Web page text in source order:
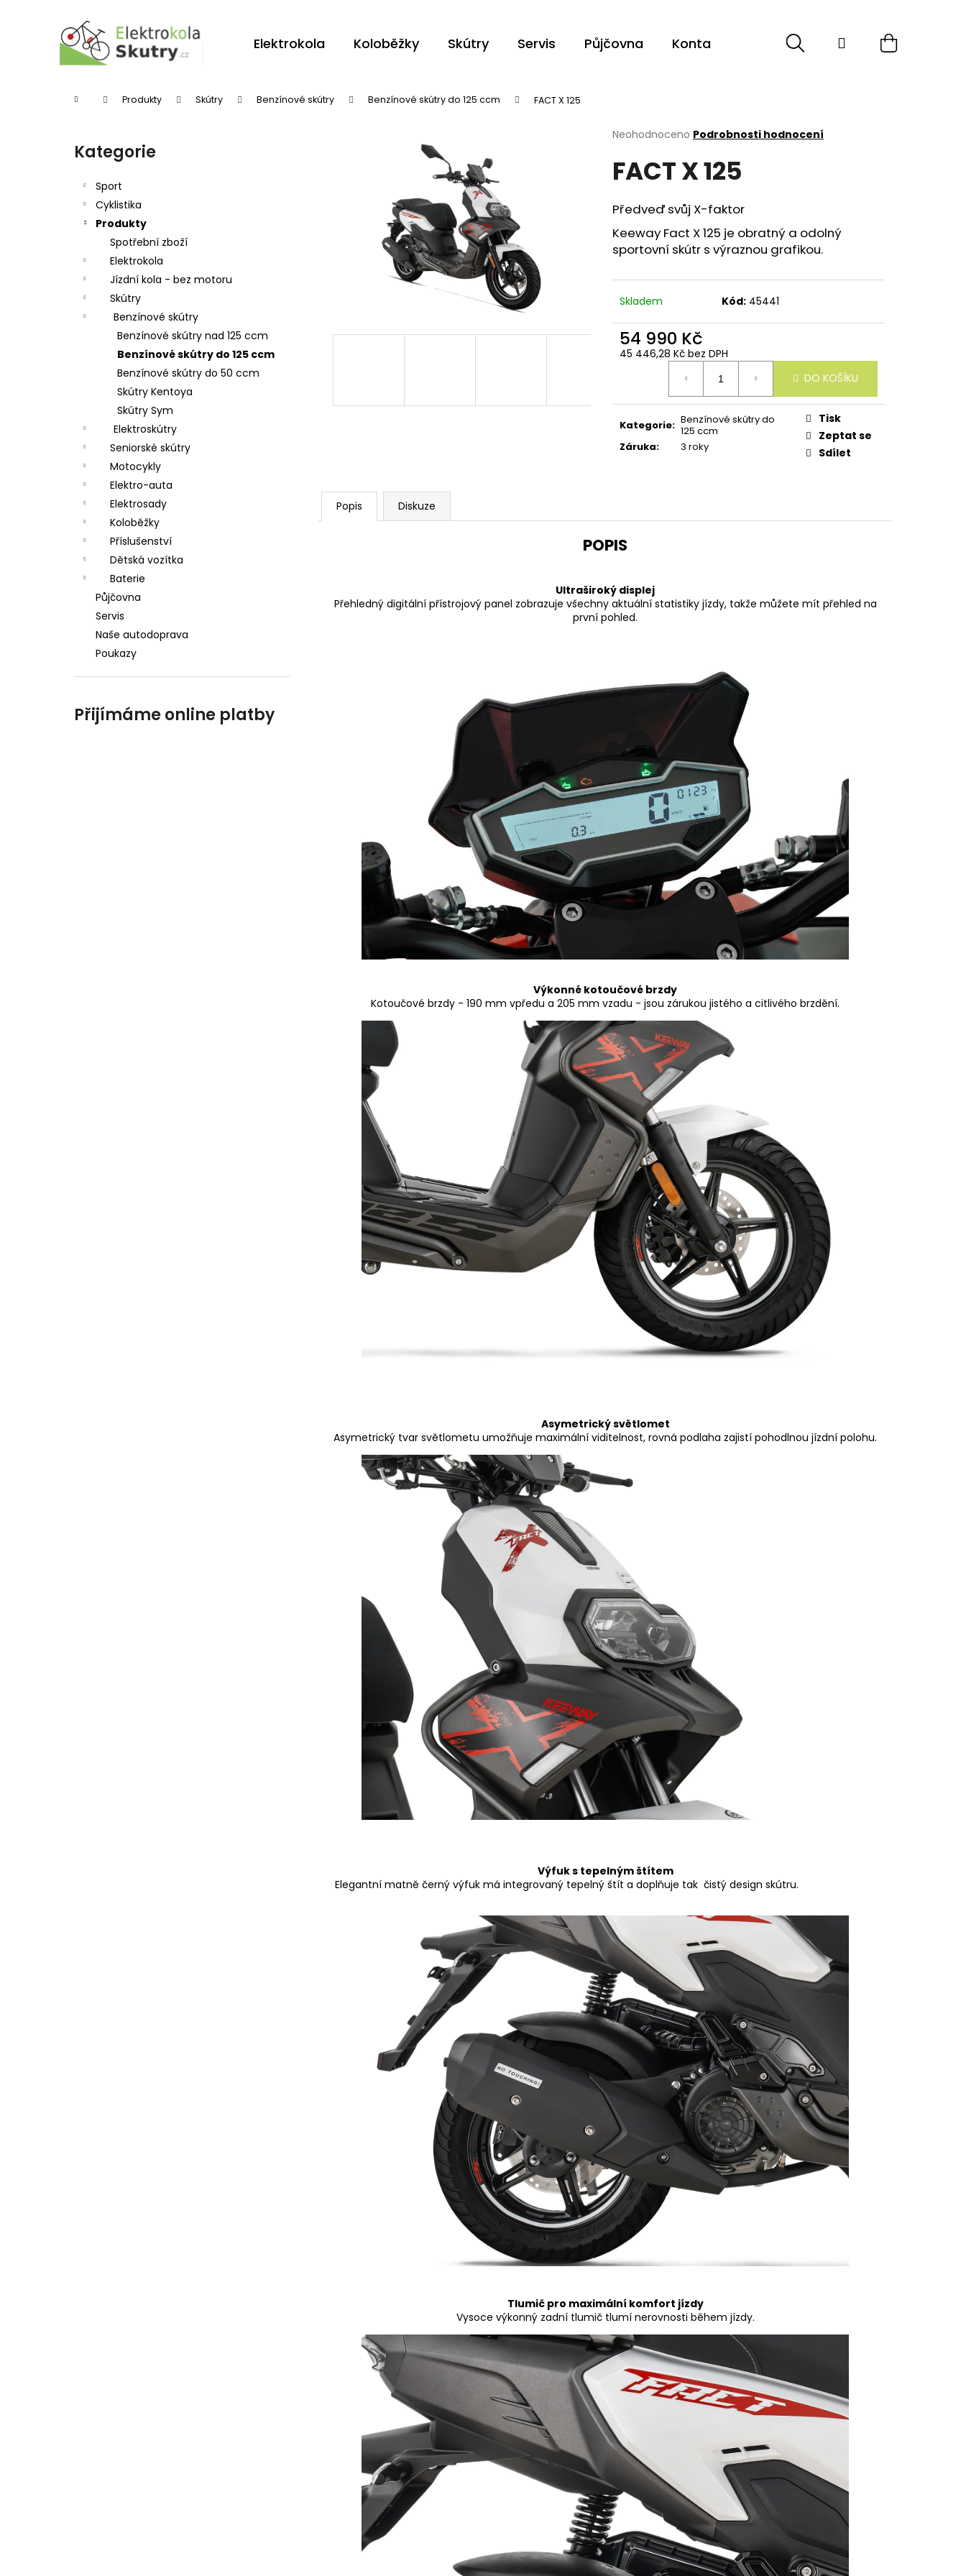
Elektrokola Koloběžky Skútry Servis Půjčovna Kontakt HledatPřihlášeníNákupní
Domů Produkty Skútry Benzínové skútry Benzínové skútry do 125 ccm FACT X 125
Přeskočit
kategorie
Kategorie
Sport
Cyklistika
Produkty
Spotřební zboží
Elektrokola
Jízdní kola - bez motoru
Skútry
Benzínové skútry
Benzínové skútry nad 125 ccm
Benzínové skútry do 125 ccm
Benzínové skútry do 50 ccm
Skútry Kentoya
Skútry Sym
Elektroskútry
Seniorské skútry
Motocykly
Elektro-auta
Elektrosady
Koloběžky
Příslušenství
Dětská vozítka
Baterie
Půjčovna
Servis
Naše autodoprava
Poukazy
Přijímáme online platby
Průměrné
produktu
je
z
5
hvězdiček.
Neohodnoceno Podrobnosti hodnocení
FACT X 125
Předveď svůj X-faktor
Keeway Fact X 125 je obratný a odolný
sportovní skútr s výraznou grafikou.
Skladem Kód: 45441
54 990 Kč
45 446,28 Kč bez DPH
DO KOŠÍKU
Kategorie: Benzínové skútry do
125 ccm
Záruka: 3 roky
Tisk
Zeptat se
Sdílet
Popis Diskuze
POPIS
Ultraširoký displej
Přehledný digitální přístrojový panel zobrazuje všechny aktuální statistiky jízdy, takže můžete mít přehled na
první pohled.
Výkonné kotoučové brzdy
Kotoučové brzdy - 190 mm vpředu a 205 mm vzadu - jsou zárukou jistého a citlivého brzdění.
Asymetrický světlomet
Asymetrický tvar světlometu umožňuje maximální viditelnost, rovná podlaha zajistí pohodlnou jízdní polohu.
Výfuk s tepelným štítem
Elegantní matně černý výfuk má integrovaný tepelný štít a doplňuje tak čistý design skútru.
Tlumič pro maximální komfort jízdy
Vysoce výkonný zadní tlumič tlumí nerovnosti během jízdy.
Zpět
Zpět
Doporučujeme